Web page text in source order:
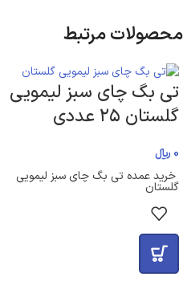
محصولات مرتبط
تی بگ چای سبز لیمویی
گلستان ۲۵ عددی
0 ﷼
خرید عمده تی بگ چای سبز لیمویی
گلستان